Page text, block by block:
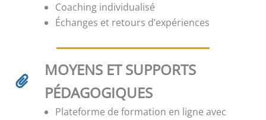
Coaching individualisé
Échanges et retours d’expériences
MOYENS ET SUPPORTS
PÉDAGOGIQUES
Plateforme de formation en ligne avec